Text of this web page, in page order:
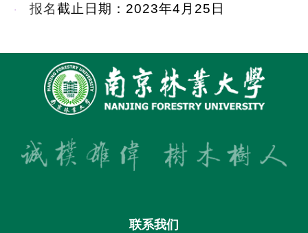
· 报名截止日期：2023年4月25日
联系我们